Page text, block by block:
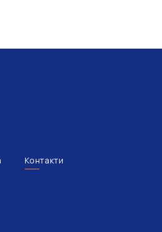
Контакти